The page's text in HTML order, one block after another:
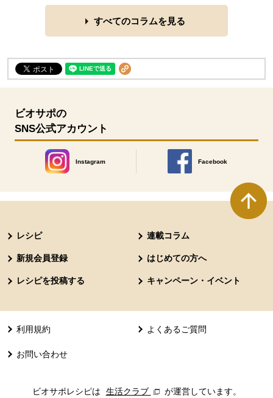
すべてのコラムを見る
ビオサポの
SNS公式アカウント
Instagram
別のウィンドウで開きます。
Facebook
別のウィンドウで開きます
レシピ 連載コラム
新規会員登録 はじめての方へ
レシピを投稿する キャンペーン・イベント
利用規約 よくあるご質問
お問い合わせ
ビオサポレシピは 生活クラブ 別のウィンドウで開きます。
が運営しています。